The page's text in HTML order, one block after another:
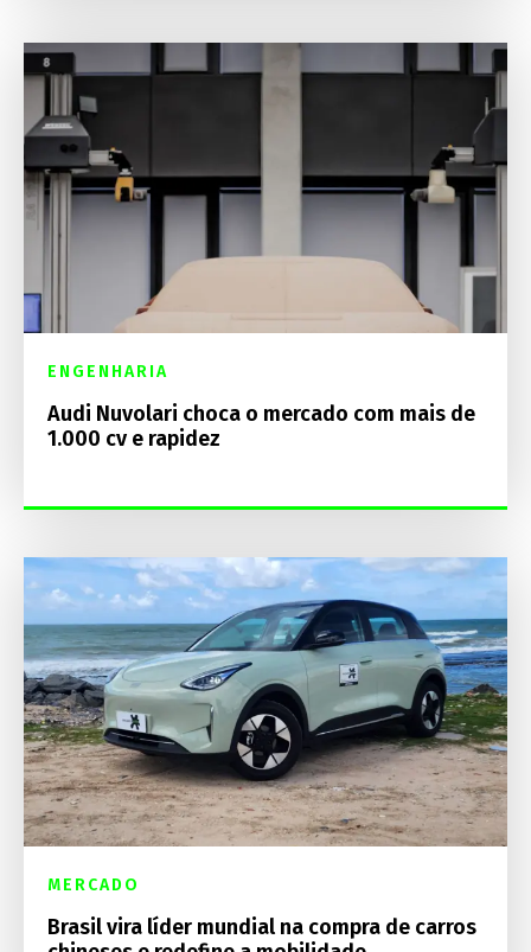
ENGENHARIA
Audi Nuvolari choca o mercado com mais de
1.000 cv e rapidez
MERCADO
Brasil vira líder mundial na compra de carros